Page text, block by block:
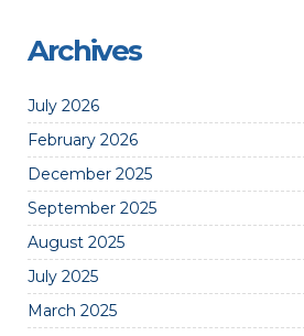
Archives
July 2026
February 2026
December 2025
September 2025
August 2025
July 2025
March 2025